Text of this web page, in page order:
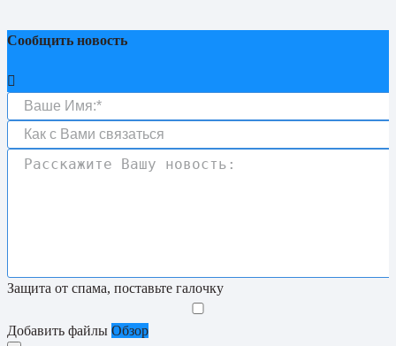
Сообщить новость
Защита от спама, поставьте галочку
Добавить файлы Обзор